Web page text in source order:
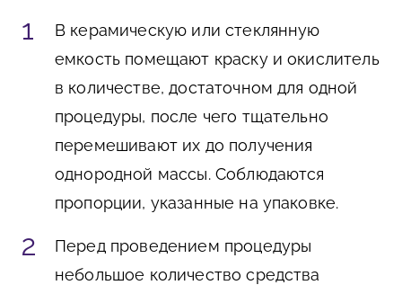
В керамическую или стеклянную
емкость помещают краску и окислитель
в количестве, достаточном для одной
процедуры, после чего тщательно
перемешивают их до получения
однородной массы. Соблюдаются
пропорции, указанные на упаковке.
Перед проведением процедуры
небольшое количество средства